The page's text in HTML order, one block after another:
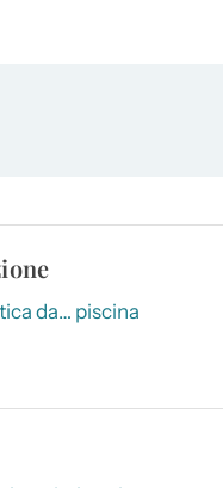
da… piscina